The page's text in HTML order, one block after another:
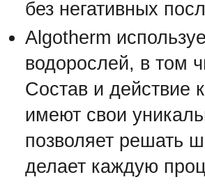
без негативных
Algotherm
водорослей, в том
Состав и действие
имеют свои
позволяет решать
делает каждую